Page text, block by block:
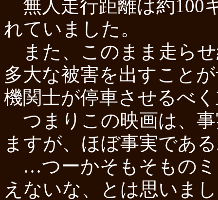
無人走行距離は約100
れていました。
また、このまま走ら
多大な被害を出すこと
機関士が停車させるべ
つまりこの映画は、
ますが、ほぼ事実であ
…つーかそもそものミ
えないな、とは思いま